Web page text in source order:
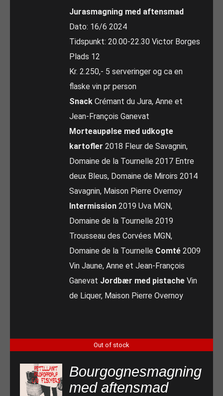
Jurasmagning med aftensmad
Dato: 16/6 2024
Tidspunkt: 20.00-22.30 Victor Borges
Plads 12
Kr. 2.250,- 5 serveringer og ca en
flaske vin pr person
SnackCrémant du Jura, Anne et
Jean-François Ganevat
Morteaupølse med udkogte
kartofler 2018 Fleur de Savagnin,
Domaine de la Tournelle 2017 Entre
deux Bleus, Domaine de Miroirs 2014
Savagnin, Maison Pierre Overnoy
Intermission 2019 Uva MGN,
Domaine de la Tournelle 2019
Trousseau des Corvées MGN,
Domaine de la Tournelle Comté 2009
Vin Jaune, Anne et Jean-François
Ganevat Jordbær med pistache Vin
de Liquer, Maison Pierre Overnoy
Out of stock
Bourgognesmagning
med aftensmad